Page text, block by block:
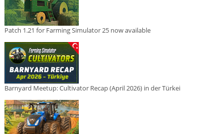
Patch 1.21 for Farming Simulator 25 now available
Barnyard Meetup: Cultivator Recap (April 2026) in der Türkei